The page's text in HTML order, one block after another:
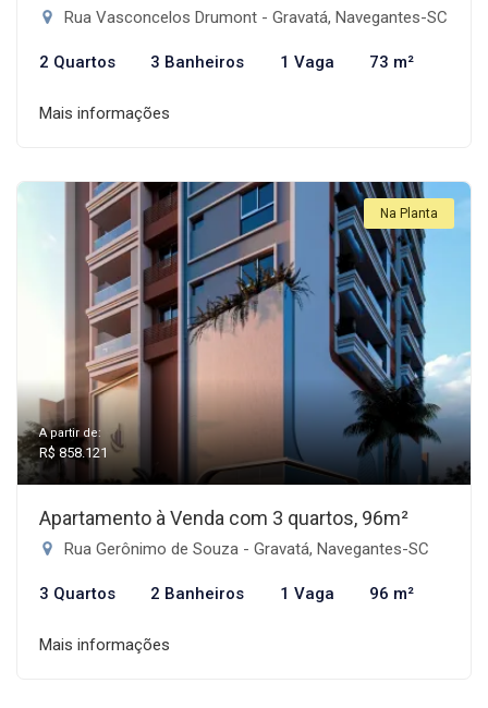
Rua Vasconcelos Drumont - Gravatá, Navegantes-SC
2 Quartos 3 Banheiros 1 Vaga 73 m²
Mais informações
Na Planta
A partir de:
R$ 858.121
Apartamento à Venda com 3 quartos, 96m²
Rua Gerônimo de Souza - Gravatá, Navegantes-SC
3 Quartos 2 Banheiros 1 Vaga 96 m²
Mais informações